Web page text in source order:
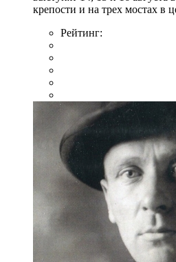
крепости и на трех мостах в
Рейтинг: